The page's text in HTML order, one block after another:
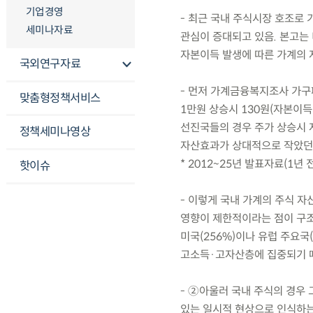
기업경영
세미나자료
국외연구자료
맞춤형정책서비스
정책세미나영상
핫이슈
- 최근 국내 주식시장 호조로
관심이 증대되고 있음. 본고
자본이득 발생에 따른 가계의
- 먼저 가계금융복지조사 가
1만원 상승시 130원(자본이
선진국들의 경우 주가 상승시
자산효과가 상대적으로 작았
* 2012~25년 발표자료(1년
- 이렇게 국내 가계의 주식 자
영향이 제한적이라는 점이
미국(256%)이나 유럽 주요
고소득·고자산층에 집중되기
- ②아울러 국내 주식의 경우
있는 일시적 현상으로 인식하